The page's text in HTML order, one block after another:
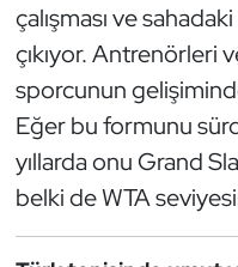
çalışması ve
çıkıyor. Antrenörleri
sporcunun
Eğer bu formunu
yıllarda onu Grand
belki de WTA
Yelken
Yüzme